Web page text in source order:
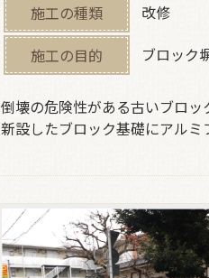
施工の種類
改修
施工の目的
ブロック
倒壊の危険性がある古いブロ
新設したブロック基礎にアル